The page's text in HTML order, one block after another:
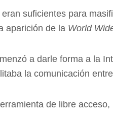
suficientes para
aparición de la World
a darle forma a la
la comunicación
de libre